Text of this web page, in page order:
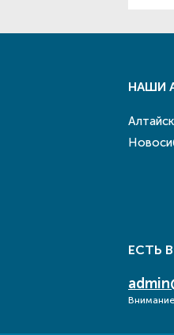
НАШИ
ЕСТЬ